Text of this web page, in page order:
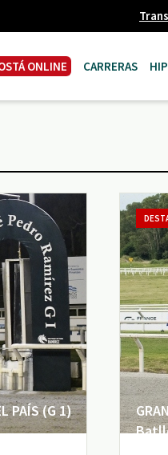
ONLINE CARRERAS
PAÍS (G 1)